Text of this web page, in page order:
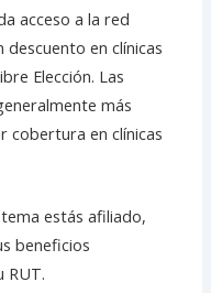
acceso a la red
en clínicas
Elección. Las
más
cobertura en clínicas
estás afiliado,
beneficios
RUT.